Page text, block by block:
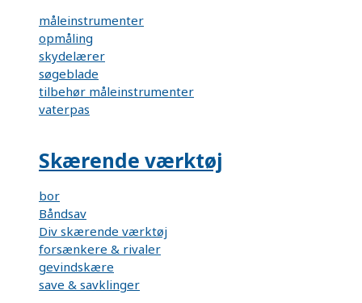
måleinstrumenter
opmåling
skydelærer
søgeblade
tilbehør måleinstrumenter
vaterpas
Skærende værktøj
bor
Båndsav
Div skærende værktøj
forsænkere & rivaler
gevindskære
save & savklinger